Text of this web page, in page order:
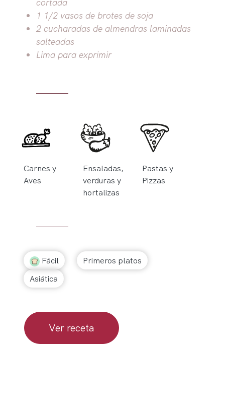
1 1/2 vasos de brotes de soja
2 cucharadas de almendras laminadas
salteadas
Lima para exprimir
Carnes y
Aves
Ensaladas,
verduras y
hortalizas
Pastas y
Pizzas
Fácil
Primeros platos
Asiática
Ver receta